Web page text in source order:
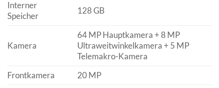
Interner
Speicher
128 GB
Kamera
64 MP Hauptkamera + 8 MP
Ultraweitwinkelkamera + 5 MP
Telemakro-Kamera
Frontkamera
20 MP